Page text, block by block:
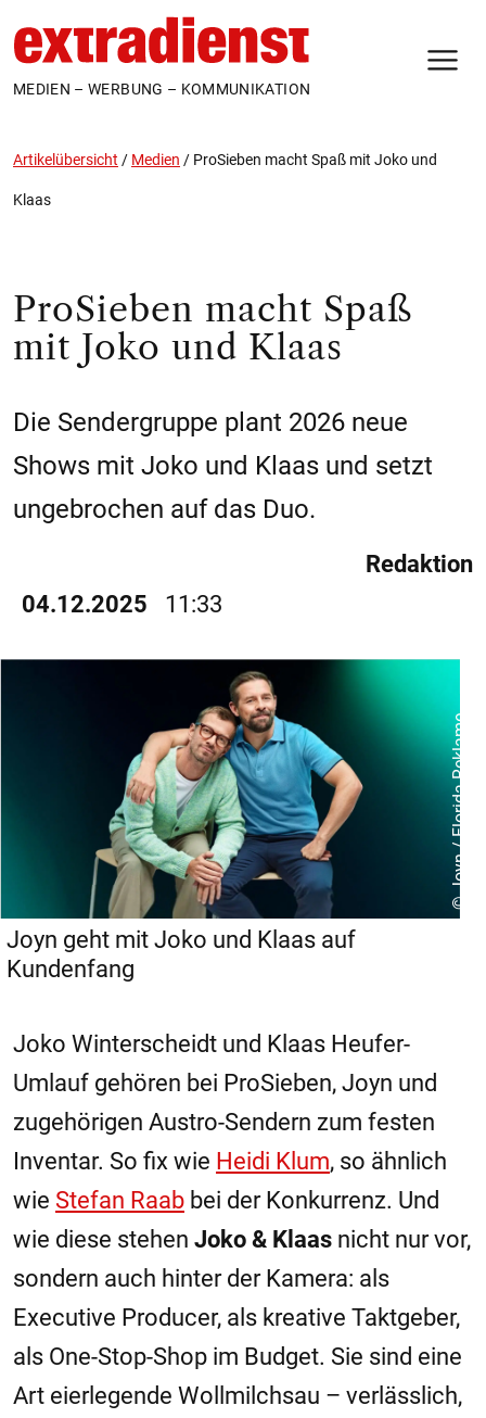
MEDIEN – WERBUNG – KOMMUNIKATION
Artikelübersicht / Medien / ProSieben macht Spaß mit Joko und
Klaas
ProSieben macht Spaß
mit Joko und Klaas
Die Sendergruppe plant 2026 neue
Shows mit Joko und Klaas und setzt
ungebrochen auf das Duo.
04.12.2025 11:33
Redaktion
© Joyn / Florida Reklame
Joyn geht mit Joko und Klaas auf
Kundenfang
Joko Winterscheidt und Klaas Heufer-
Umlauf gehören bei ProSieben, Joyn und
zugehörigen Austro-Sendern zum festen
Inventar. So fix wie Heidi Klum, so ähnlich
wie Stefan Raab bei der Konkurrenz. Und
wie diese stehen Joko & Klaas nicht nur vor,
sondern auch hinter der Kamera: als
Executive Producer, als kreative Taktgeber,
als One-Stop-Shop im Budget. Sie sind eine
Art eierlegende Wollmilchsau – verlässlich,